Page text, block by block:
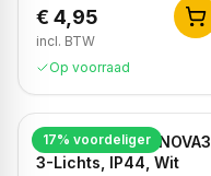
€ 4,95
incl. BTW
Op voorraad
17% voordeliger
Badkamer Spot NOVA3,
3-Lichts, IP44, Wit